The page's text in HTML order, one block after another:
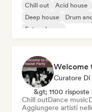
Chill out Acid house
Deep house
Drum
Future house
Welcome
Curatore Di
&gt; 1100 risposte
Chill outDance music
Aggiungere artisti